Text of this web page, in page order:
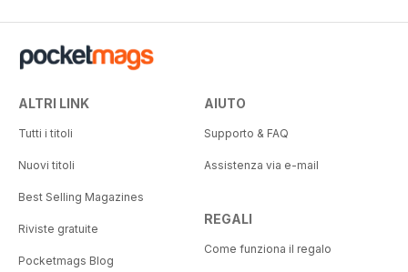
ALTRI LINK
Tutti i titoli
Nuovi titoli
Best Selling Magazines
Riviste gratuite
Pocketmags Blog
AIUTO
Supporto & FAQ
Assistenza via e-mail
REGALI
Come funziona il regalo